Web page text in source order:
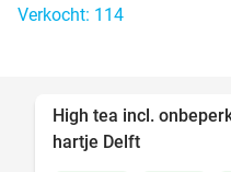
Verkocht: 114
High tea incl.
hartje Delft